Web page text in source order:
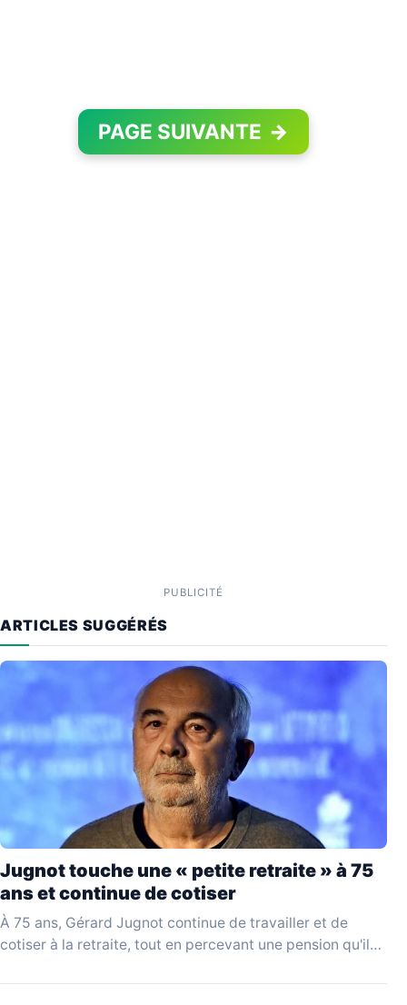
PAGE SUIVANTE →
PUBLICITÉ
ARTICLES SUGGÉRÉS
Jugnot touche une « petite retraite » à 75
ans et continue de cotiser
À 75 ans, Gérard Jugnot continue de travailler et de
cotiser à la retraite, tout en percevant une pension qu'il